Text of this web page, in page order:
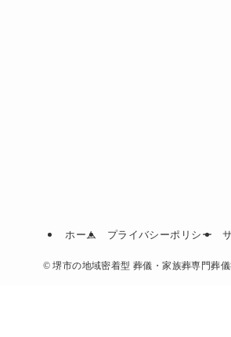
ホーム プライバシーポリシー
© 堺市の地域密着型 葬儀・家族葬専門葬